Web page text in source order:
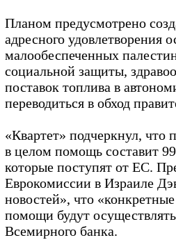
Планом предусмотрено
адресного удовлетворения
малообеспеченных
социальной защиты,
поставок топлива в
переводиться в обход
«Квартет» подчеркнул, что
в целом помощь составит
которые поступят от ЕС.
Еврокомиссии в Израиле
новостей», что
помощи будут
Всемирного банка.